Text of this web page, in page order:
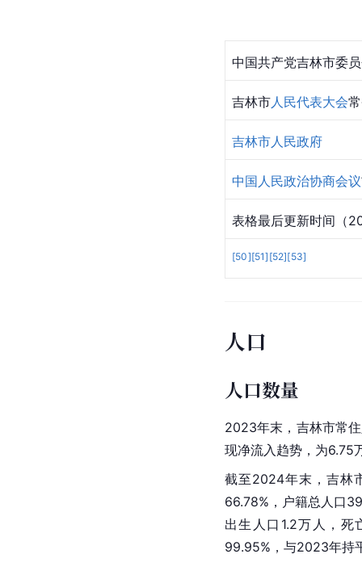
中国共产党吉林市委
吉林市人民代表大会
吉林市人民政府
中国人民政治协商会议
表格最后更新时间（
[50][51] [52][53]
人口
人口数量
2023年末，吉林市常
现净流入趋势，为6.75
截至2024年末，吉林
66.78%，户籍总人口
出生人口1.2万人，
99.95%，与2023年持